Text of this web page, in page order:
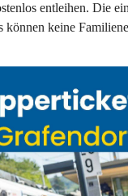
entleihen. Die
können keine